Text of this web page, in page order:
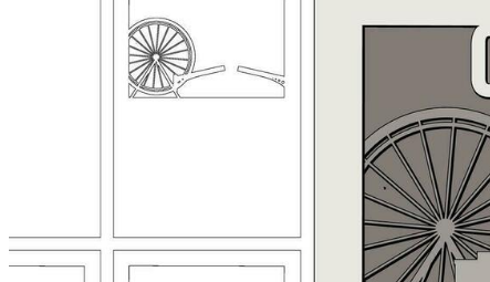
Modèles
Vecteurs
Vidéos